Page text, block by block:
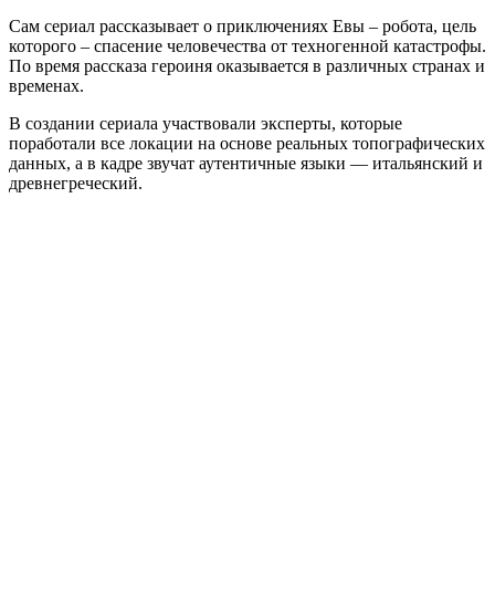
Сам сериал рассказывает о приключениях Евы – робота, цель
которого – спасение человечества от техногенной катастрофы.
По время рассказа героиня оказывается в различных странах и
временах.
В создании сериала участвовали эксперты, которые
поработали все локации на основе реальных топографических
данных, а в кадре звучат аутентичные языки — итальянский и
древнегреческий.